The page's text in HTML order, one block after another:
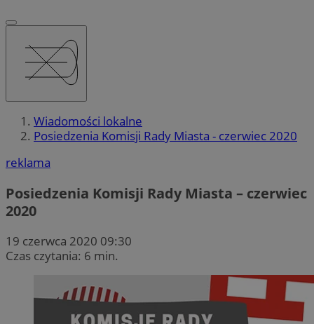
Wiadomości lokalne
Posiedzenia Komisji Rady Miasta - czerwiec 2020
reklama
Posiedzenia Komisji Rady Miasta – czerwiec
2020
19 czerwca 2020 09:30
Czas czytania: 6 min.